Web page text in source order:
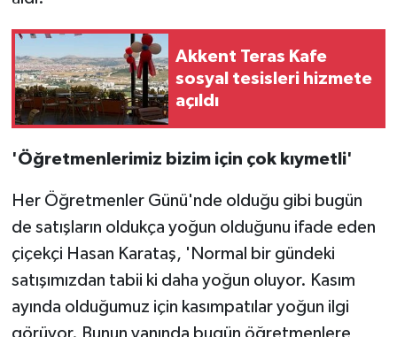
Akkent Teras Kafe
sosyal tesisleri hizmete
açıldı
'Öğretmenlerimiz bizim için çok kıymetli'
Her Öğretmenler Günü'nde olduğu gibi bugün
de satışların oldukça yoğun olduğunu ifade eden
çiçekçi Hasan Karataş, 'Normal bir gündeki
satışımızdan tabii ki daha yoğun oluyor. Kasım
ayında olduğumuz için kasımpatılar yoğun ilgi